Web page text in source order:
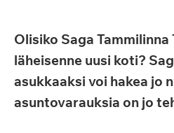
Olisiko Saga Tammilinna
läheisenne uusi koti?
asukkaaksi voi hakea jo
asuntovarauksia on jo